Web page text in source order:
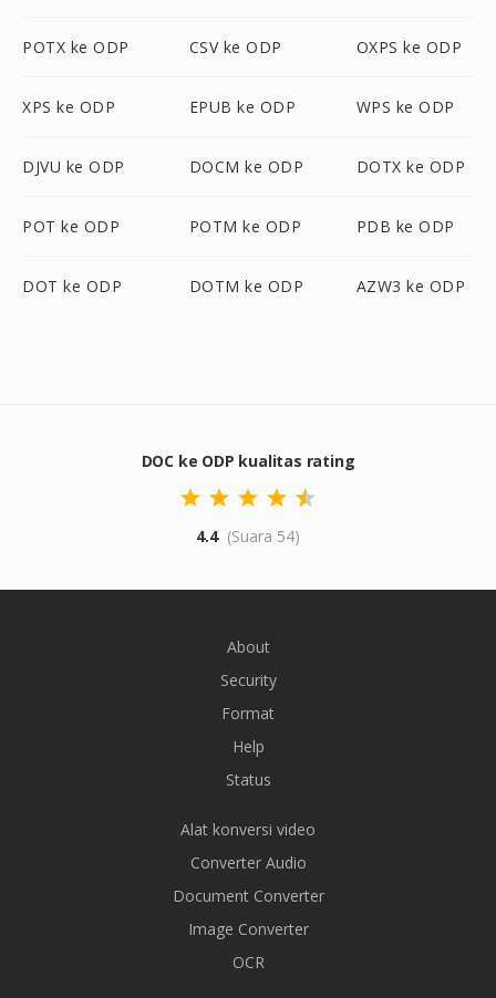
POTX ke ODP CSV ke ODP OXPS ke ODP
XPS ke ODP EPUB ke ODP WPS ke ODP
DJVU ke ODP DOCM ke ODP DOTX ke ODP
POT ke ODP POTM ke ODP PDB ke ODP
DOT ke ODP DOTM ke ODP AZW3 ke ODP
DOC ke ODP kualitas rating
4.4 (Suara 54)
About
Security
Format
Help
Status
Alat konversi video
Converter Audio
Document Converter
Image Converter
OCR